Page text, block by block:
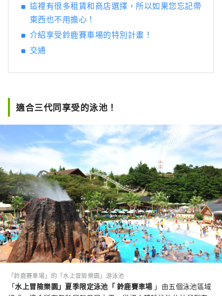
這裡有很多租賃和商店選擇，所以如果您忘記帶
東西也不用擔心！
介紹享受鈴鹿賽車場的特別計畫！
交通
適合三代同享受的泳池！
「鈴鹿賽車場」的「水上冒險樂園」游泳池
「水上冒險樂園」夏季限定泳池「 鈴鹿賽車場 」由五個泳池區域